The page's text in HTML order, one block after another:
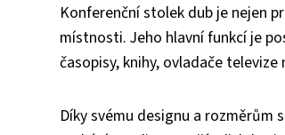
Konferenční stolek dub je nejen
místnosti. Jeho hlavní funkcí je
časopisy, knihy, ovladače televize
Díky svému designu a